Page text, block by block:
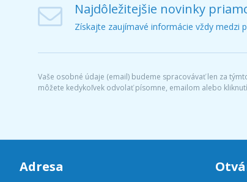
Najdôležitejšie novinky
Získajte zaujímavé informácie vždy medzi
Vaše osobné údaje (email) budeme spracovávať len za
môžete kedykoľvek odvolať písomne, emailom alebo
Adresa